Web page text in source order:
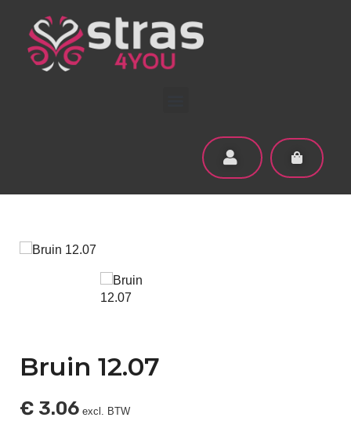
Bruin 12.07
€ 3.06 excl. BTW